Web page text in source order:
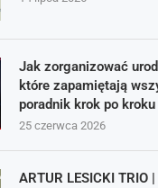
Jak zorganizować
które zapamiętają
poradnik krok po kroku
25 czerwca 2026
ARTUR LESICKI TRIO